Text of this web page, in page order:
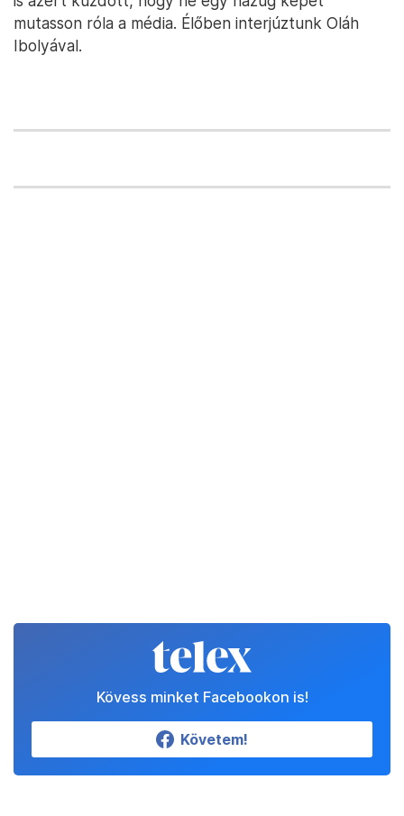
mutasson róla a média. Élőben interjúztunk Oláh
Ibolyával.
Kövess minket Facebookon is!
Követem!